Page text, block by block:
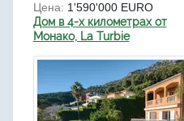
Цена: 1'590'000 EURO
Дом в 4-х километрах от
Монако, La Turbie